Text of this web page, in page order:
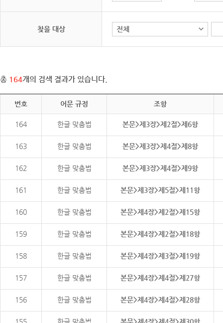
찾을 대상
총 164개의 검색 결과가 있습니다.
번호 어문 규정 조항
164 한글 맞춤법 본문>제3장>제2절>제6항
163 한글 맞춤법 본문>제3장>제4절>제8항
162 한글 맞춤법 본문>제3장>제4절>제9항
161 한글 맞춤법 본문>제3장>제5절>제11항
160 한글 맞춤법 본문>제4장>제2절>제15항
159 한글 맞춤법 본문>제4장>제2절>제18항
158 한글 맞춤법 본문>제4장>제3절>제19항
157 한글 맞춤법 본문>제4장>제4절>제27항
156 한글 맞춤법 본문>제4장>제4절>제28항